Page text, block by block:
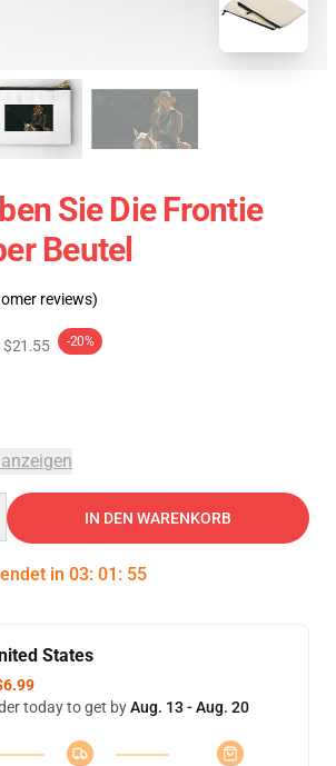
Sie Die Frontie
Beutel
reviews)
$21.55 -20%
IN DEN WARENKORB
in 03: 01 : 54
States
today to get byAug. 13 - Aug. 20